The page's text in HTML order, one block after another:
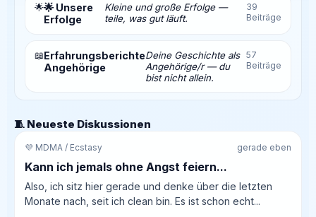
🌟🌟 Unsere
Erfolge
Kleine und große Erfolge —
teile, was gut läuft.
39
Beiträge
📖Erfahrungsberichte
Angehörige
Deine Geschichte als
Angehörige/r — du
bist nicht allein.
57
Beiträge
🧵 Neueste Diskussionen
💜 MDMA / Ecstasy gerade eben
Kann ich jemals ohne Angst feiern...
Also, ich sitz hier gerade und denke über die letzten
Monate nach, seit ich clean bin. Es ist schon echt...